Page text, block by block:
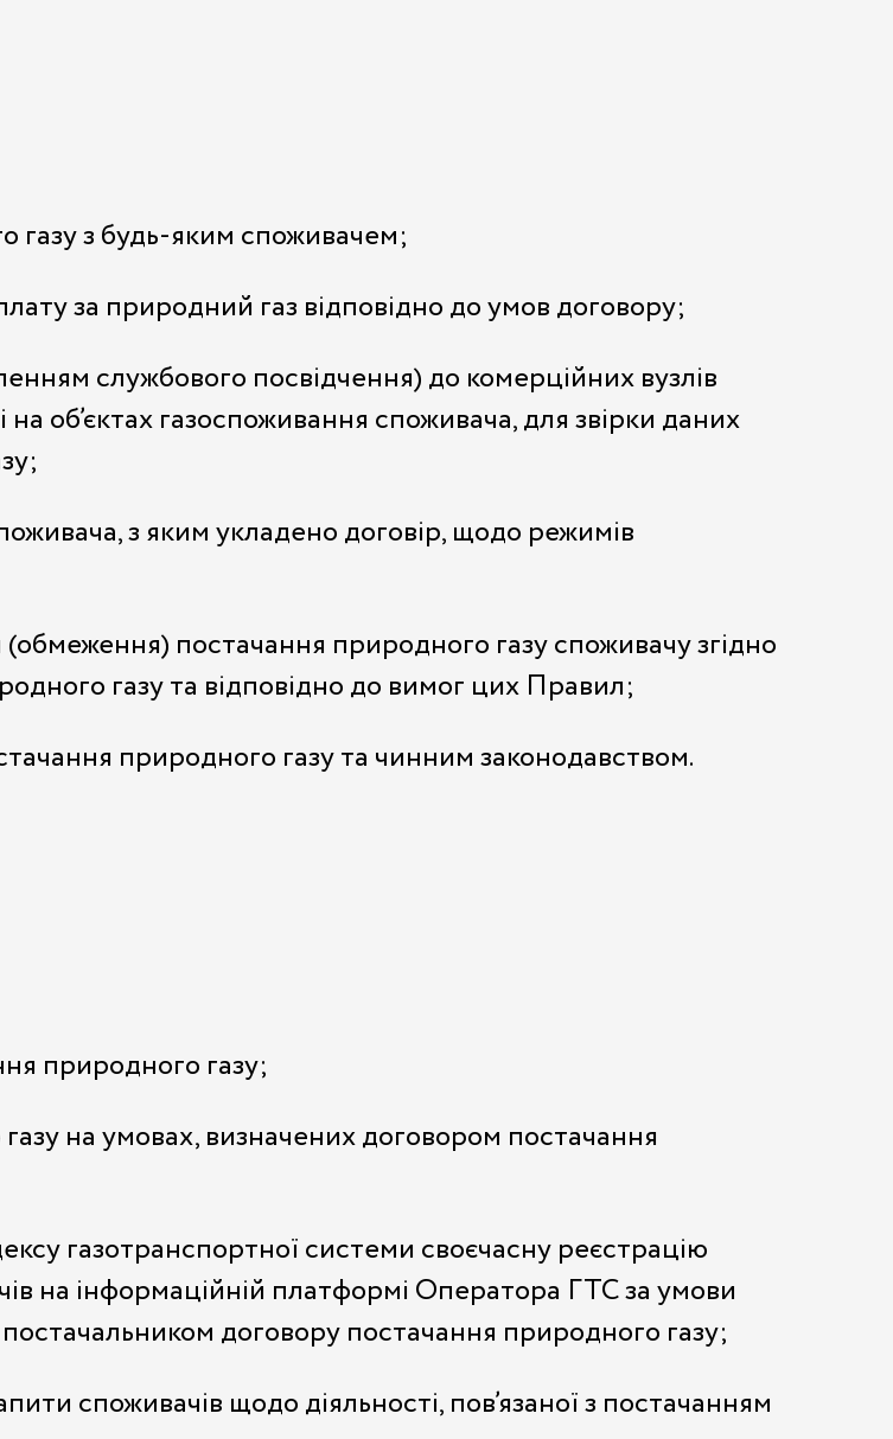
газу з будь-яким споживачем;
за природний газ відповідно до умов договору;
службового посвідчення) до комерційних вузлів
об’єктах газоспоживання споживача, для звірки даних
з яким укладено договір, щодо режимів
постачання природного газу споживачу згідно
газу та відповідно до вимог цих Правил;
природного газу та чинним законодавством.
природного газу;
на умовах, визначених договором постачання
газотранспортної системи своєчасну реєстрацію
на інформаційній платформі Оператора ГТС за умови
договору постачання природного газу;
споживачів щодо діяльності, пов’язаної з постачанням